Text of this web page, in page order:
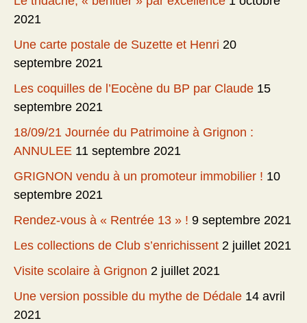
2021
Une carte postale de Suzette et Henri 20
septembre 2021
Les coquilles de l’Eocène du BP par Claude 15
septembre 2021
18/09/21 Journée du Patrimoine à Grignon :
ANNULEE 11 septembre 2021
GRIGNON vendu à un promoteur immobilier ! 10
septembre 2021
Rendez-vous à « Rentrée 13 » ! 9 septembre 2021
Les collections de Club s’enrichissent 2 juillet 2021
Visite scolaire à Grignon 2 juillet 2021
Une version possible du mythe de Dédale 14 avril
2021